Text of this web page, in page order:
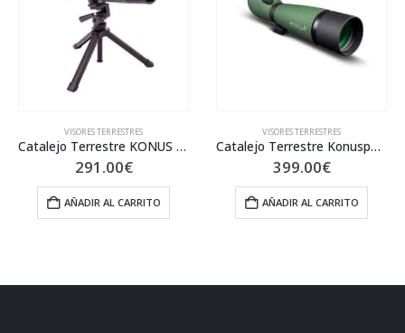
VISORES TERRESTRES
Catalejo Terrestre KONUS Konuspot-80
291.00€
AÑADIR AL CARRITO
VISORES TERRESTRES
Catalejo Terrestre Konuspot-100
399.00€
AÑADIR AL CARRITO